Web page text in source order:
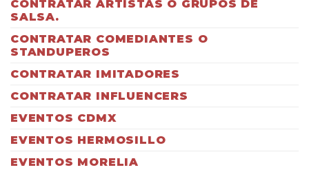
CONTRATAR ARTISTAS O GRUPOS DE
SALSA.
CONTRATAR COMEDIANTES O
STANDUPEROS
CONTRATAR IMITADORES
CONTRATAR INFLUENCERS
EVENTOS CDMX
EVENTOS HERMOSILLO
EVENTOS MORELIA